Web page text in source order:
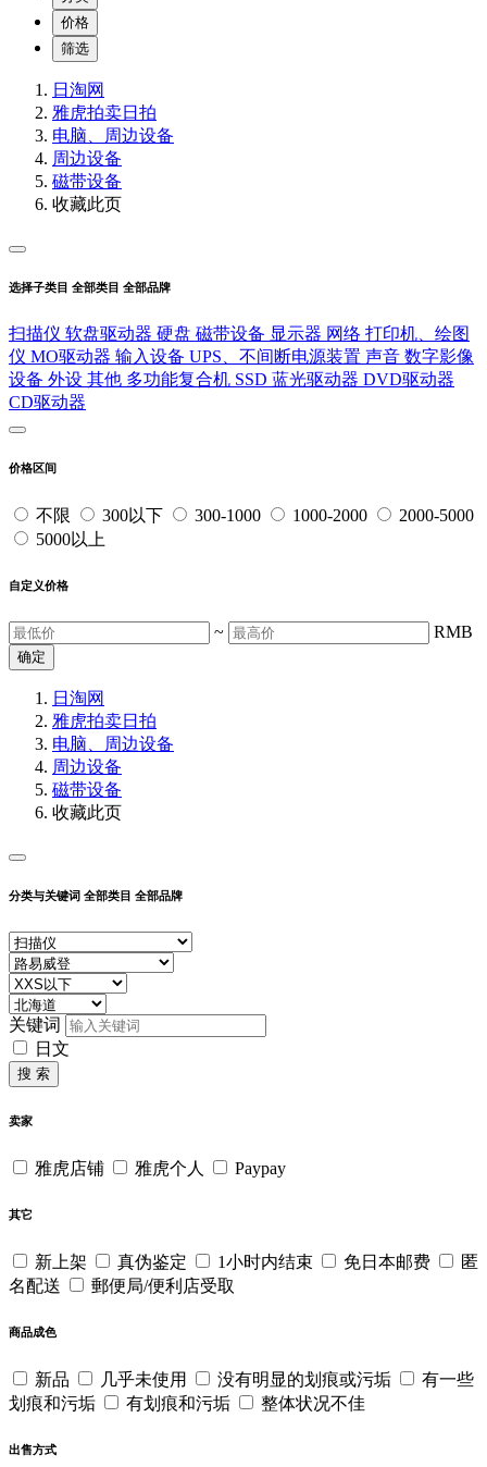
价格
筛选
日淘网
雅虎拍卖日拍
电脑、周边设备
周边设备
磁带设备
收藏此页
选择子类目 全部类目 全部品牌
扫描仪 软盘驱动器 硬盘 磁带设备 显示器 网络 打印机、绘图
仪 MO驱动器 输入设备 UPS、不间断电源装置 声音 数字影像
设备 外设 其他 多功能复合机 SSD 蓝光驱动器 DVD驱动器
CD驱动器
价格区间
不限 300以下 300-1000 1000-2000
2000-5000
5000以上
自定义价格
~ RMB
确定
日淘网
雅虎拍卖日拍
电脑、周边设备
周边设备
磁带设备
收藏此页
分类与关键词 全部类目 全部品牌
关键词
日文
搜 索
卖家
雅虎店铺 雅虎个人 Paypay
其它
新上架 真伪鉴定 1小时内结束 免日本邮费
匿
名配送
郵便局/便利店受取
商品成色
新品 几乎未使用 没有明显的划痕或污垢
有一些
划痕和污垢
有划痕和污垢 整体状况不佳
出售方式